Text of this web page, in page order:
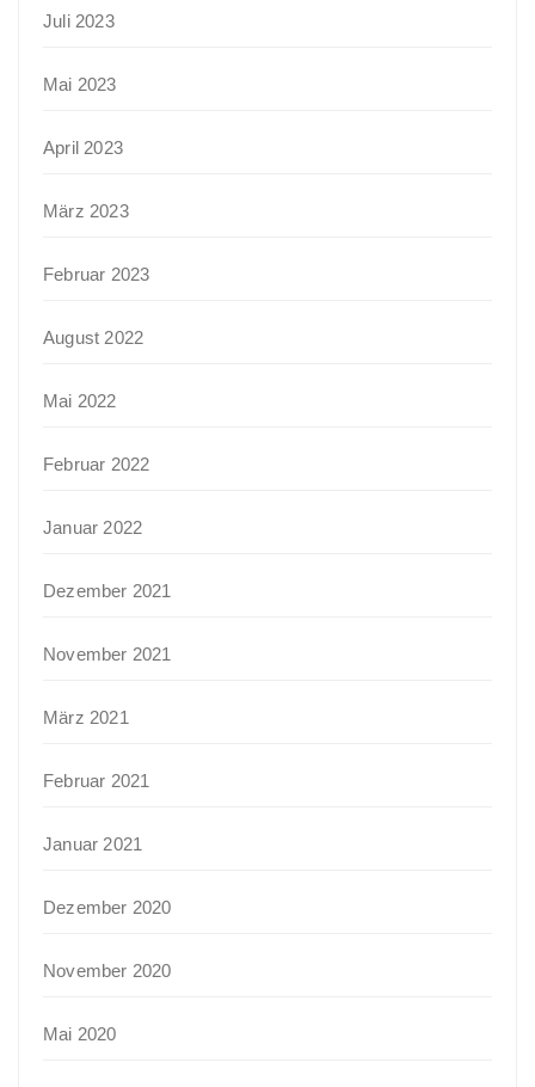
Juli 2023
Mai 2023
April 2023
März 2023
Februar 2023
August 2022
Mai 2022
Februar 2022
Januar 2022
Dezember 2021
November 2021
März 2021
Februar 2021
Januar 2021
Dezember 2020
November 2020
Mai 2020